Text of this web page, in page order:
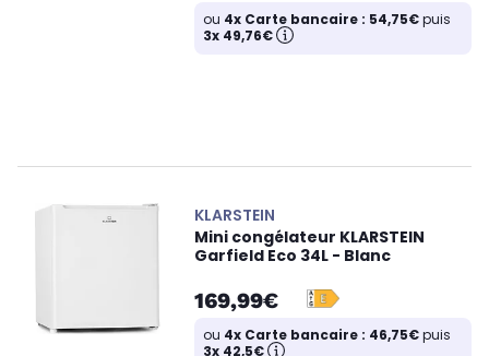
ou 4x Carte bancaire : 54,75€puis
3x 49,76€
KLARSTEIN
Mini congélateur KLARSTEIN
Garfield Eco 34L - Blanc
169,99€
ou 4x Carte bancaire : 46,75€puis
3x 42,5€